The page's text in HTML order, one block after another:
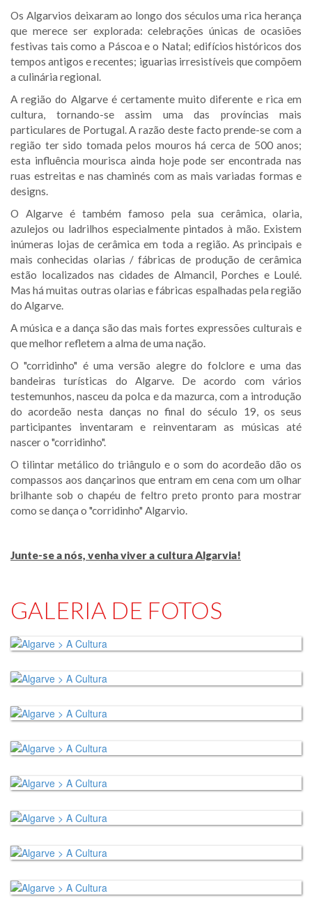
Os Algarvios deixaram ao longo dos séculos uma rica herança
que merece ser explorada: celebrações únicas de ocasiões
festivas tais como a Páscoa e o Natal; edifícios históricos dos
tempos antigos e recentes; iguarias irresistíveis que compõem
a culinária regional.
A região do Algarve é certamente muito diferente e rica em
cultura, tornando-se assim uma das províncias mais
particulares de Portugal. A razão deste facto prende-se com a
região ter sido tomada pelos mouros há cerca de 500 anos;
esta influência mourisca ainda hoje pode ser encontrada nas
ruas estreitas e nas chaminés com as mais variadas formas e
designs.
O Algarve é também famoso pela sua cerâmica, olaria,
azulejos ou ladrilhos especialmente pintados à mão. Existem
inúmeras lojas de cerâmica em toda a região. As principais e
mais conhecidas olarias / fábricas de produção de cerâmica
estão localizados nas cidades de Almancil, Porches e Loulé.
Mas há muitas outras olarias e fábricas espalhadas pela região
do Algarve.
A música e a dança são das mais fortes expressões culturais e
que melhor refletem a alma de uma nação.
O "corridinho" é uma versão alegre do folclore e uma das
bandeiras turísticas do Algarve. De acordo com vários
testemunhos, nasceu da polca e da mazurca, com a introdução
do acordeão nesta danças no final do século 19, os seus
participantes inventaram e reinventaram as músicas até
nascer o "corridinho".
O tilintar metálico do triângulo e o som do acordeão dão os
compassos aos dançarinos que entram em cena com um olhar
brilhante sob o chapéu de feltro preto pronto para mostrar
como se dança o "corridinho" Algarvio.
Junte-se a nós, venha viver a cultura Algarvia!
GALERIA DE FOTOS